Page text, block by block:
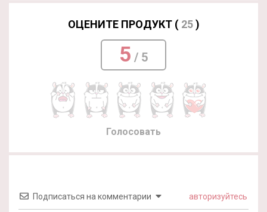
ОЦЕНИТЕ ПРОДУКТ ( 25)
5 / 5
Голосовать
Подписаться на комментарии авторизуйтесь